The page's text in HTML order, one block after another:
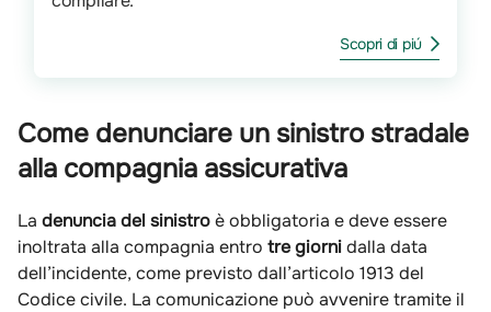
Scopri di piú
Come denunciare un sinistro stradale
alla compagnia assicurativa
La denuncia del sinistroè obbligatoria e deve essere
inoltrata alla compagnia entro tre giornidalla data
dell’incidente, come previsto dall’articolo 1913 del
Codice civile. La comunicazione può avvenire tramite il